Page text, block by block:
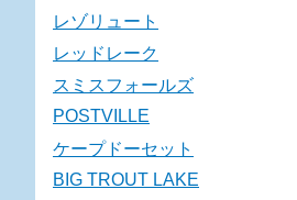
レゾリュート
レッドレーク
スミスフォールズ
POSTVILLE
ケープドーセット
BIG TROUT LAKE